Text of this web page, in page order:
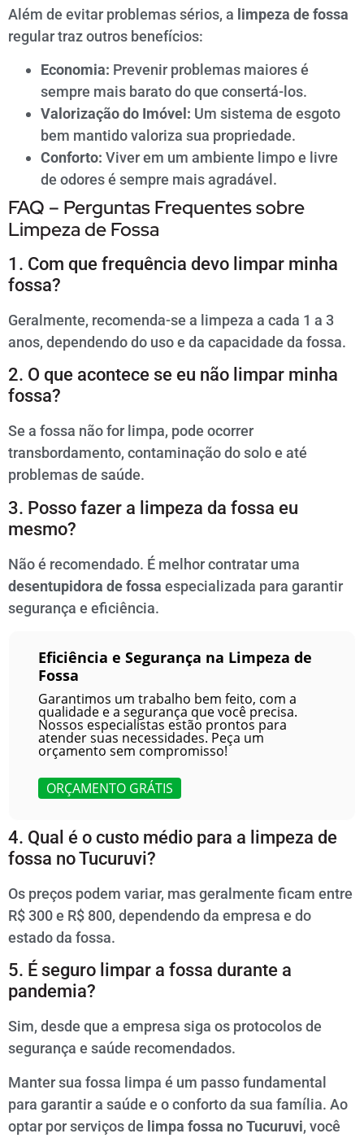
Além de evitar problemas sérios, a limpeza de fossa
regular traz outros benefícios:
Economia: Prevenir problemas maiores é
sempre mais barato do que consertá-los.
Valorização do Imóvel: Um sistema de esgoto
bem mantido valoriza sua propriedade.
Conforto: Viver em um ambiente limpo e livre
de odores é sempre mais agradável.
FAQ – Perguntas Frequentes sobre
Limpeza de Fossa
1. Com que frequência devo limpar minha
fossa?
Geralmente, recomenda-se a limpeza a cada 1 a 3
anos, dependendo do uso e da capacidade da fossa.
2. O que acontece se eu não limpar minha
fossa?
Se a fossa não for limpa, pode ocorrer
transbordamento, contaminação do solo e até
problemas de saúde.
3. Posso fazer a limpeza da fossa eu
mesmo?
Não é recomendado. É melhor contratar uma
desentupidora de fossa especializada para garantir
segurança e eficiência.
Eficiência e Segurança na Limpeza de
Fossa
Garantimos um trabalho bem feito, com a
qualidade e a segurança que você precisa.
Nossos especialistas estão prontos para
atender suas necessidades. Peça um
orçamento sem compromisso!
ORÇAMENTO GRÁTIS
4. Qual é o custo médio para a limpeza de
fossa no Tucuruvi?
Os preços podem variar, mas geralmente ficam entre
R$ 300 e R$ 800, dependendo da empresa e do
estado da fossa.
5. É seguro limpar a fossa durante a
pandemia?
Sim, desde que a empresa siga os protocolos de
segurança e saúde recomendados.
Manter sua fossa limpa é um passo fundamental
para garantir a saúde e o conforto da sua família. Ao
optar por serviços de limpa fossa no Tucuruvi, você